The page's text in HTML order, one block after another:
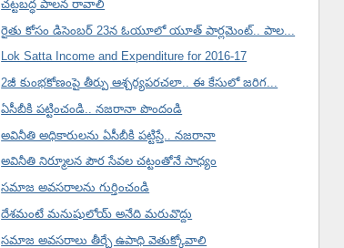
చట్టబద్ధ పాలన రావాలి
రైతు కోసం డిసెంబర్ 23న ఓయూలో యూత్ పార్లమెంట్.. పాల...
Lok Satta Income and Expenditure for 2016-17
2జీ కుంభకోణంపై తీర్పు ఆశ్చర్యపరచలా.. ఈ కేసులో జరిగ...
ఏసీబీకి పట్టించండి.. నజరానా పొందండి
అవినీతి అధికారులను ఏసీబీకి పట్టిస్తే.. నజరానా
అవినీతి నిర్మూలన పౌర సేవల చట్టంతోనే సాధ్యం
సమాజ అవసరాలను గుర్తించండి
దేశమంటే మనుషులోయ్ అనేది మరువొద్దు
సమాజ అవసరాలు తీర్చే ఉపాధి వెతుక్కోవాలి